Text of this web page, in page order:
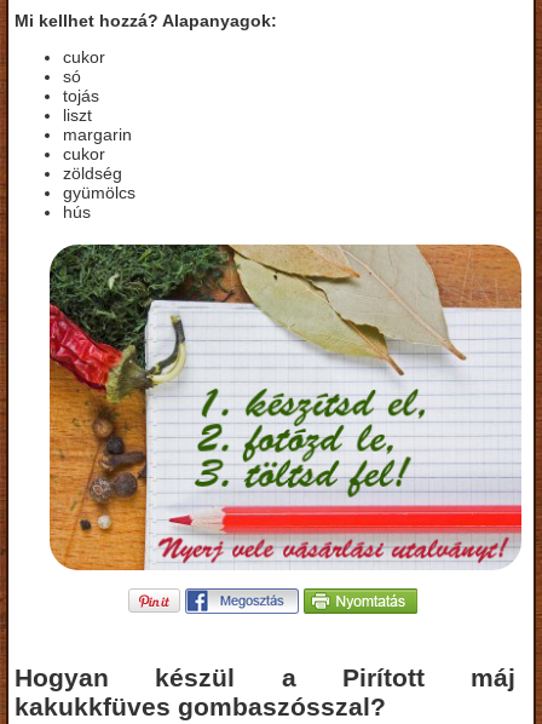
Mi kellhet hozzá? Alapanyagok:
cukor
só
tojás
liszt
margarin
cukor
zöldség
gyümölcs
hús
Hogyan készül a Pirított máj
kakukkfüves gombaszósszal?